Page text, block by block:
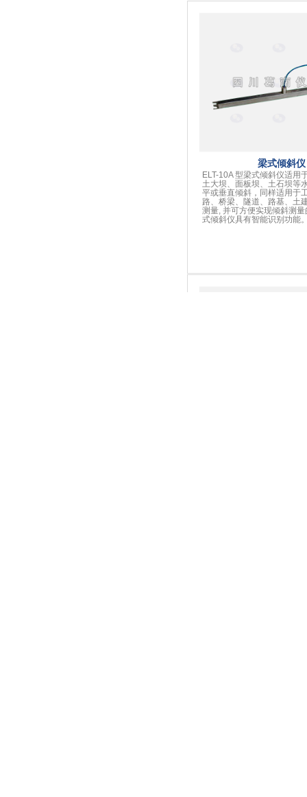
梁式倾斜仪
ELT-10A 型梁式倾斜仪适用
土大坝、面板坝、土石坝等
平或垂直倾斜，同样适用于
路、桥梁、隧道、路基、土
测量, 并可方便实现倾斜测
式倾斜仪具有智能识别功能